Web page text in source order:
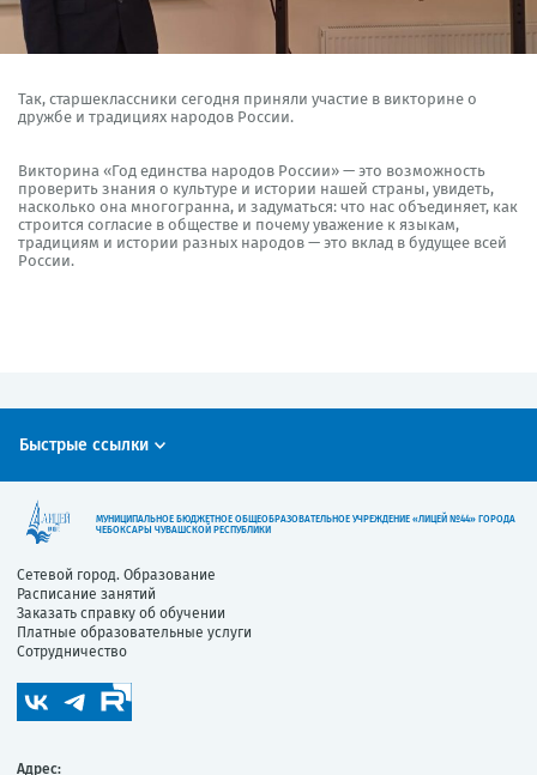
Так, старшеклассники сегодня приняли участие в викторине о
дружбе и традициях народов России.
Викторина «Год единства народов России» — это возможность
проверить знания о культуре и истории нашей страны, увидеть,
насколько она многогранна, и задуматься: что нас объединяет, как
строится согласие в обществе и почему уважение к языкам,
традициям и истории разных народов — это вклад в будущее всей
России.
Быстрые ссылки
МУНИЦИПАЛЬНОЕ БЮДЖЕТНОЕ ОБЩЕОБРАЗОВАТЕЛЬНОЕ УЧРЕЖДЕНИЕ «ЛИЦЕЙ №44» ГОРОДА
ЧЕБОКСАРЫ ЧУВАШСКОЙ РЕСПУБЛИКИ
Сетевой город. Образование
Расписание занятий
Заказать справку об обучении
Платные образовательные услуги
Сотрудничество
Адрес: